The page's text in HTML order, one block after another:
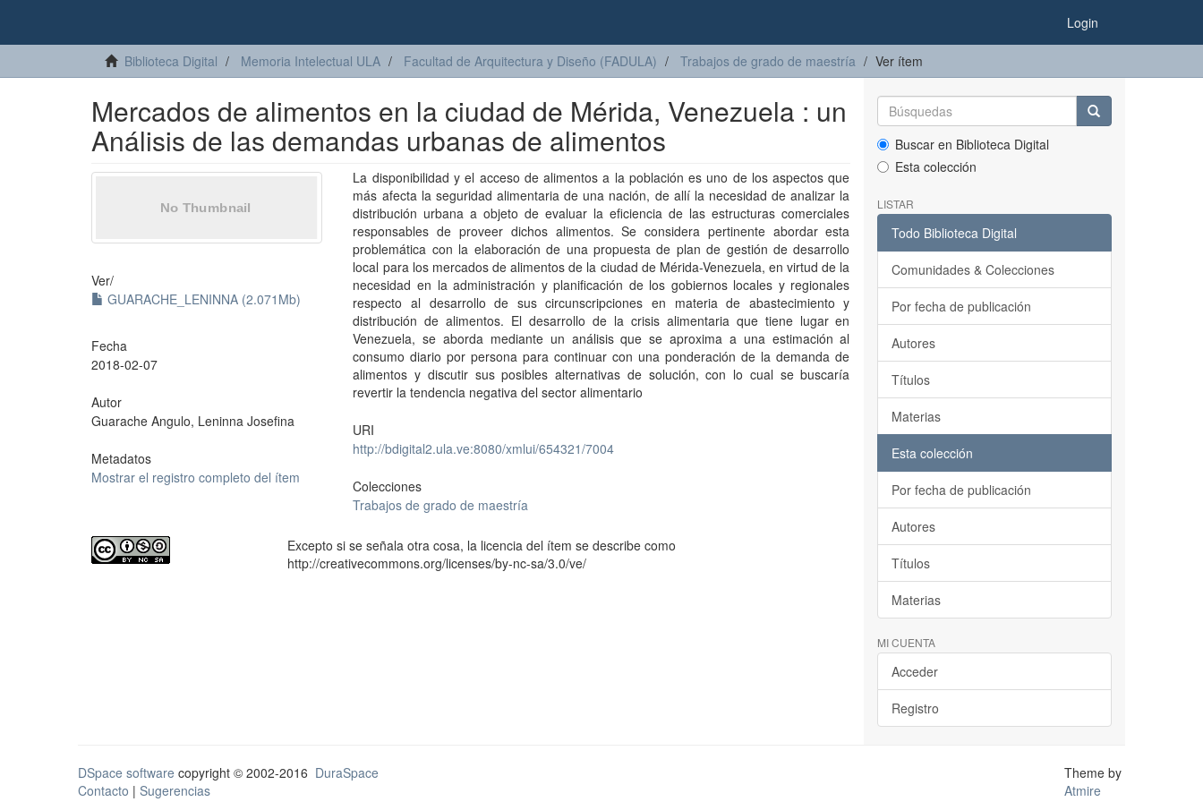
Login
Biblioteca Digital Memoria Intelectual ULA Facultad de Arquitectura y Diseño (FADULA) Trabajos de grado de maestría Ver ítem
Mercados de alimentos en la ciudad de Mérida, Venezuela : un
Análisis de las demandas urbanas de alimentos
Ver/
GUARACHE_LENINNA (2.071Mb)
Fecha
2018-02-07
Autor
Guarache Angulo, Leninna Josefina
Metadatos
Mostrar el registro completo del ítem
La disponibilidad y el acceso de alimentos a la población es uno de los aspectos que
más afecta la seguridad alimentaria de una nación, de allí la necesidad de analizar la
distribución urbana a objeto de evaluar la eficiencia de las estructuras comerciales
responsables de proveer dichos alimentos. Se considera pertinente abordar esta
problemática con la elaboración de una propuesta de plan de gestión de desarrollo
local para los mercados de alimentos de la ciudad de Mérida-Venezuela, en virtud de la
necesidad en la administración y planificación de los gobiernos locales y regionales
respecto al desarrollo de sus circunscripciones en materia de abastecimiento y
distribución de alimentos. El desarrollo de la crisis alimentaria que tiene lugar en
Venezuela, se aborda mediante un análisis que se aproxima a una estimación al
consumo diario por persona para continuar con una ponderación de la demanda de
alimentos y discutir sus posibles alternativas de solución, con lo cual se buscaría
revertir la tendencia negativa del sector alimentario
URI
http://bdigital2.ula.ve:8080/xmlui/654321/7004
Colecciones
Trabajos de grado de maestría
Excepto si se señala otra cosa, la licencia del ítem se describe como
http://creativecommons.org/licenses/by-nc-sa/3.0/ve/
Buscar en Biblioteca Digital
Esta colección
LISTAR
Todo Biblioteca Digital
Comunidades & Colecciones
Por fecha de publicación
Autores
Títulos
Materias
Esta colección
Por fecha de publicación
Autores
Títulos
Materias
MI CUENTA
Acceder
Registro
DSpace software copyright © 2002-2016 DuraSpace
Contacto | Sugerencias
Theme by
Atmire